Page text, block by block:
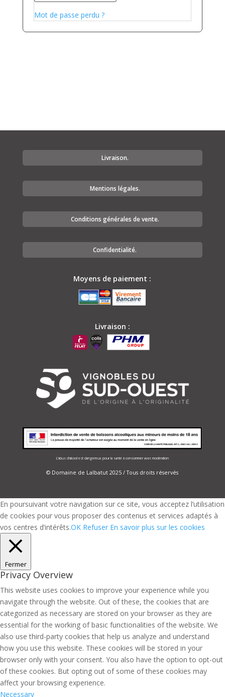
Mot de passe perdu ?
Livraison.
Mentions légales.
Conditions générales de vente.
Confidentialité.
Moyens de paiement :
Livraison :
L’abus d’alcool est dangereux pour la santé à consommer avec modération
© Domaine de Lalbatut 2025 / Tous droits réservés
En poursuivant votre navigation sur ce site, vous acceptez l’utilisation
de cookies pour vous proposer des contenus et services adaptés à
vos centres d’intérêts.OK Refuser En savoir plus sur les cookies
Fermer
Privacy Overview
This website uses cookies to improve your experience while you
navigate through the website. Out of these, the cookies that are
categorized as necessary are stored on your browser as they are
essential for the working of basic functionalities of the website. We
also use third-party cookies that help us analyze and understand
how you use this website. These cookies will be stored in your
browser only with your consent. You also have the option to opt-out
of these cookies. But opting out of some of these cookies may
affect your browsing experience.
Necessary